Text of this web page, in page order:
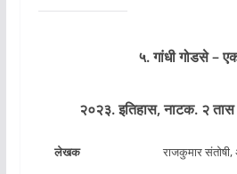
५. गांधी गोडसे –
२०२३. इतिहास, नाटक. २
लेखक
राजकुमार